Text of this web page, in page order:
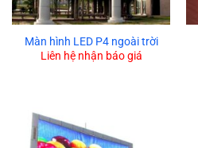
Màn hình LED P4 ngoài trời
Liên hệ nhận báo giá